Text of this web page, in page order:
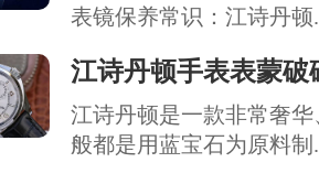
表镜保养常识：江诗丹顿
江诗丹顿手表表蒙破
江诗丹顿是一款非常奢
般都是用蓝宝石为原料制